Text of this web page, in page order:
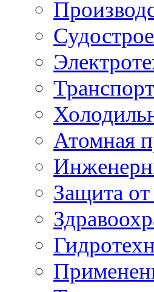
Атомная
Защита